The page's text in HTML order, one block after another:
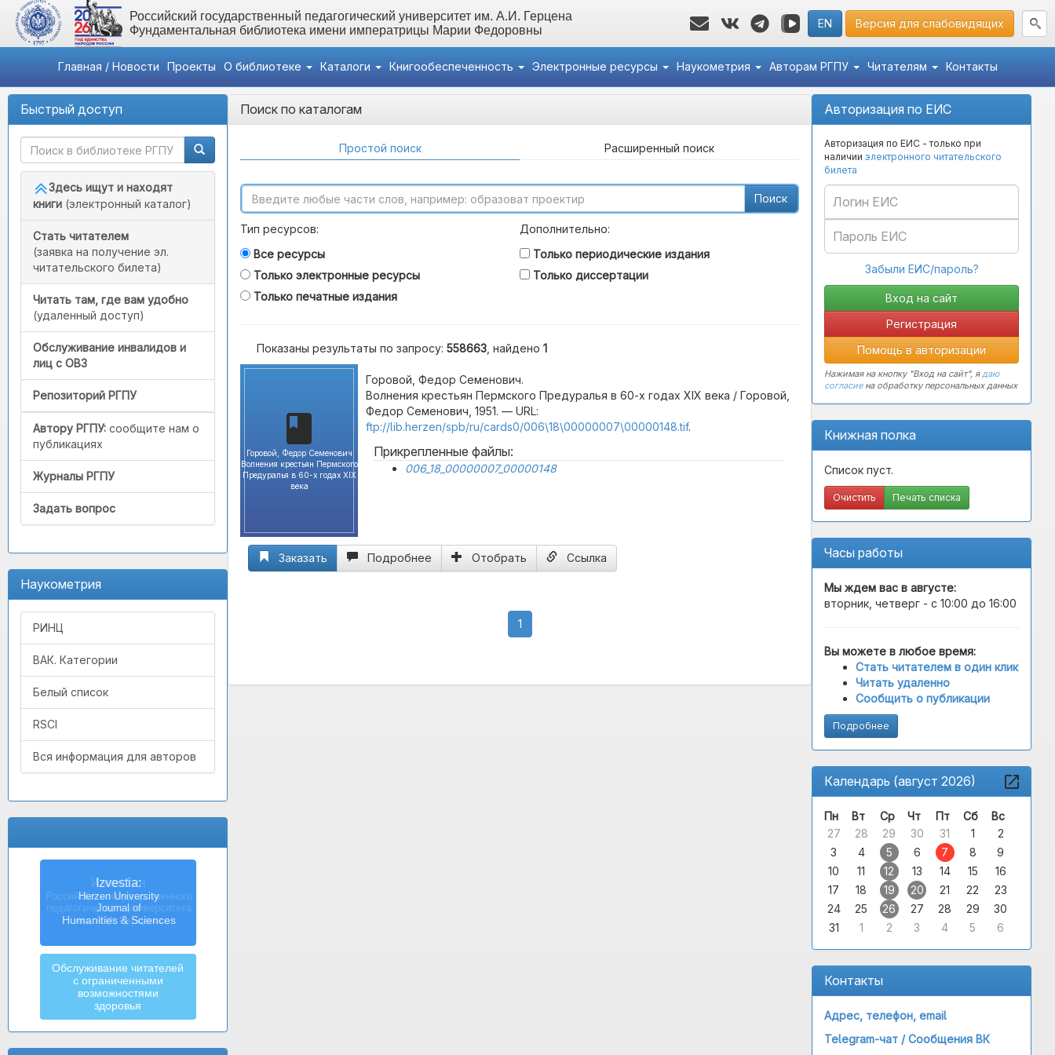
Российский государственный педагогический университет им. А.И. Герцена
Фундаментальная библиотека имени императрицы Марии Федоровны
EN Версия для слабовидящих
Главная / Новости Проекты О библиотеке Каталоги Книгообеспеченность Электронные ресурсы Наукометрия Авторам РГПУ Читателям Контакты
Быстрый доступ
Здесь ищут и находят
книги (электронный каталог)
Стать читателем
(заявка на получение эл.
читательского билета)
Читать там, где вам удобно
(удаленный доступ)
Обслуживание инвалидов и
лиц с ОВЗ
Репозиторий РГПУ
Автору РГПУ: сообщите нам о
публикациях
Журналы РГПУ
Задать вопрос
Наукометрия
РИНЦ
ВАК. Категории
Белый список
RSCI
Вся информация для авторов
Izvestia:
Herzen University
Journal of
Humanities & Sciences
Обслуживание читателей
с ограниченными
возможностями
здоровья
Авторизация по ЕИС
Авторизация по ЕИС - только при
наличии электронного читательского
билета
Забыли ЕИС/пароль?
Регистрация
Помощь в авторизации
Нажимая на кнопку "Вход на сайт", ядаю
согласиена обработку персональных данных
Книжная полка
Список пуст.
Очистить Печать списка
Часы работы
Мы ждем вас в августе:
вторник, четверг - с 10:00 до 16:00
Вы можете в любое время:
Стать читателем в один клик
Читать удаленно
Сообщить о публикации
Подробнее
Календарь (август 2026)
Пн Вт Ср Чт Пт Сб
Вс
27
28 29 30 31 1
2
3
4 5 6 7 8
9
10
11 12 13 14 15
16
17
18 19 20 21 22
23
24
25 26 27 28 29
30
31
1 2 3 4 5 6
Контакты
Адрес, телефон, email
Telegram-чат /Сообщения ВК
Поиск по каталогам
Простой поиск Расширенный поиск
Поиск
Тип ресурсов:
Все ресурсы
Только электронные ресурсы
Только печатные издания
Дополнительно:
Только периодические издания
Только диссертации
Показаны результаты по запросу: 558663 , найдено 1
Горовой, Федор Семенович
Волнения крестьян Пермского
Предуралья в 60-х годах XIX
века
Горовой, Федор Семенович.
Волнения крестьян Пермского Предуралья в 60-х годах XIX века / Горовой,
Федор Семенович, 1951. — URL:
ftp://lib.herzen/spb/ru/cards0/006\18\00000007\00000148.tif.
Прикрепленные файлы:
006_18_00000007_00000148
Заказать Подробнее Отобрать Ссылка
1(current)